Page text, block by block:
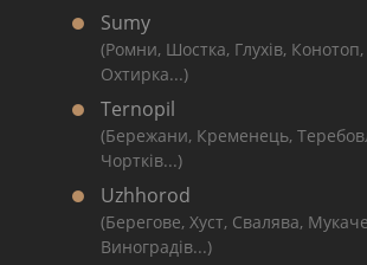
Sumy
(Ромни, Шостка, Глухів,
Охтирка...)
Ternopil
(Бережани, Кременець,
Чортків...)
Uzhhorod
(Берегове, Хуст, Свалява,
Виноградів...)